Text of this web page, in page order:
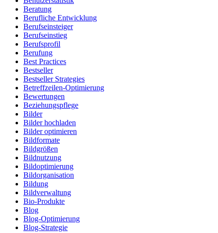
Beratung
Berufliche Entwicklung
Berufseinsteiger
Berufseinstieg
Berufsprofil
Berufung
Best Practices
Bestseller
Bestseller Strategies
Betreffzeilen-Optimierung
Bewertungen
Beziehungspflege
Bilder
Bilder hochladen
Bilder optimieren
Bildformate
Bildgrößen
Bildnutzung
Bildoptimierung
Bildorganisation
Bildung
Bildverwaltung
Bio-Produkte
Blog
Blog-Optimierung
Blog-Strategie